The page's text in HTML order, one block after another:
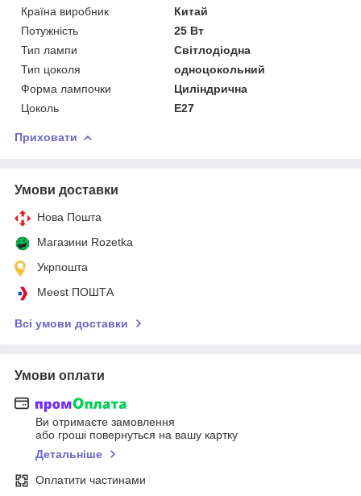
Країна виробник
Китай
Потужність
25 Вт
Тип лампи
Світлодіодна
Тип цоколя
одноцокольний
Форма лампочки
Циліндрична
Цоколь
E27
Приховати
Умови доставки
Нова Пошта
Магазини Rozetka
Укрпошта
Meest ПОШТА
Всі умови доставки
Умови оплати
Ви отримаєте замовлення
або гроші повернуться на вашу картку
Детальніше
Оплатити частинами